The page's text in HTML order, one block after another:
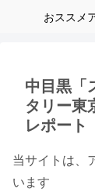
おススメ
中目黒「
タリー東
レポート
当サイトは、
います